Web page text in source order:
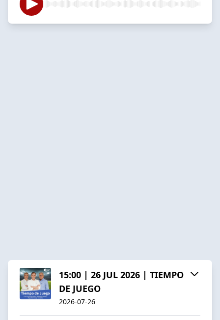
15:00 | 26 JUL 2026 | TIEMPO
DE JUEGO
2026-07-26